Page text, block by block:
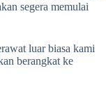
segera memulai
luar biasa kami
berangkat ke